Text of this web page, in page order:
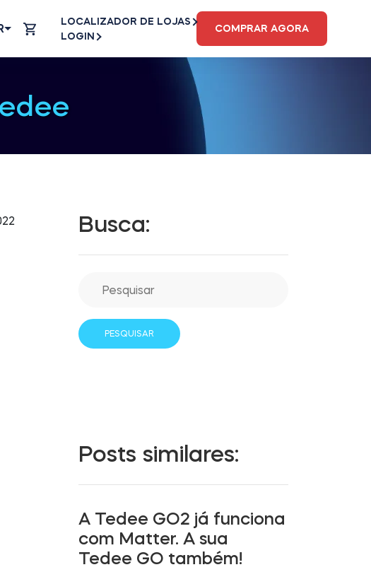
LOCALIZADOR DE LOJAS
LOGIN
COMPRAR AGORA
Busca:
Posts similares:
A Tedee GO2 já funciona
com Matter. A sua
Tedee GO também!